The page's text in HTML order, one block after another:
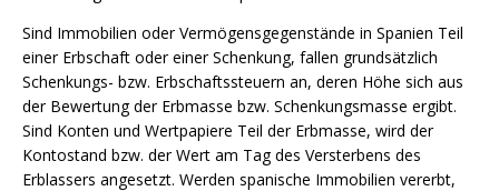
Sind Immobilien oder Vermögensgegenstände in Spanien Teil
einer Erbschaft oder einer Schenkung, fallen grundsätzlich
Schenkungs- bzw. Erbschaftssteuern an, deren Höhe sich aus
der Bewertung der Erbmasse bzw. Schenkungsmasse ergibt.
Sind Konten und Wertpapiere Teil der Erbmasse, wird der
Kontostand bzw. der Wert am Tag des Versterbens des
Erblassers angesetzt. Werden spanische Immobilien vererbt,